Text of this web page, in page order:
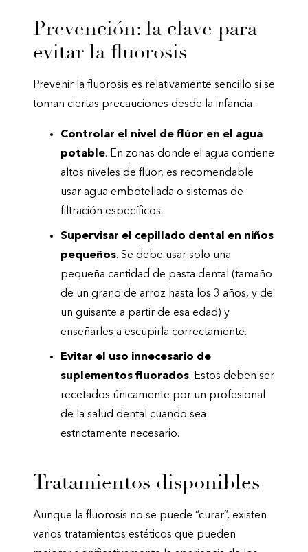
Prevención: la clave para
evitar la fluorosis
Prevenir la fluorosis es relativamente sencillo si se
toman ciertas precauciones desde la infancia:
Controlar el nivel de flúor en el agua
potable. En zonas donde el agua contiene
altos niveles de flúor, es recomendable
usar agua embotellada o sistemas de
filtración específicos.
Supervisar el cepillado dental en niños
pequeños. Se debe usar solo una
pequeña cantidad de pasta dental (tamaño
de un grano de arroz hasta los 3 años, y de
un guisante a partir de esa edad) y
enseñarles a escupirla correctamente.
Evitar el uso innecesario de
suplementos fluorados. Estos deben ser
recetados únicamente por un profesional
de la salud dental cuando sea
estrictamente necesario.
Tratamientos disponibles
Aunque la fluorosis no se puede “curar”, existen
varios tratamientos estéticos que pueden